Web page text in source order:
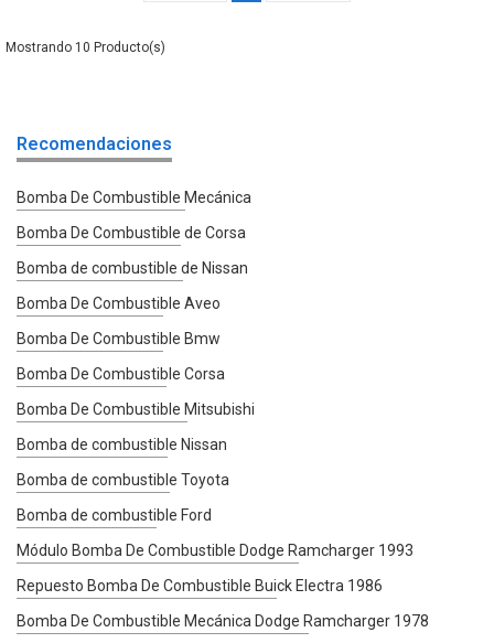
10
Recomendaciones
Bomba De Combustible Mecánica
Bomba De Combustible de Corsa
Bomba de combustible de Nissan
Bomba De Combustible Aveo
Bomba De Combustible Bmw
Bomba De Combustible Corsa
Bomba De Combustible Mitsubishi
Bomba de combustible Nissan
Bomba de combustible Toyota
Bomba de combustible Ford
Módulo Bomba De Combustible Dodge Ramcharger 1993
Repuesto Bomba De Combustible Buick Electra 1986
Bomba De Combustible Mecánica Dodge Ramcharger 1978